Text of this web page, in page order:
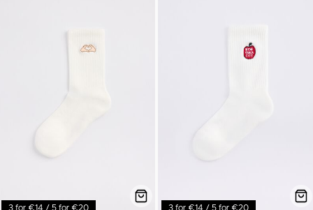
3 for €14 / 5 for €20 3 for €14 / 5 for €20